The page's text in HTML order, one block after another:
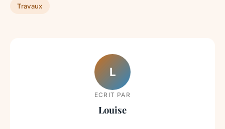
Travaux
L
ECRIT PAR
Louise